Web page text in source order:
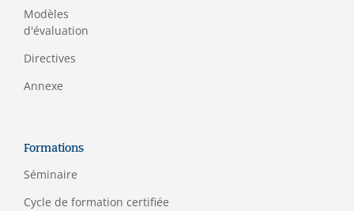
Modèles
d'évaluation
Directives
Annexe
Formations
Séminaire
Cycle de formation certifiée